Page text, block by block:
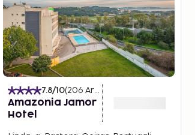
7.8/10(206 Arvostelut
Amazonia Jamor
Hotel